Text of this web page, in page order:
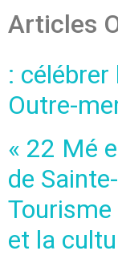
Articles
: célébrer
Outre-
« 22 Mé
de
et la